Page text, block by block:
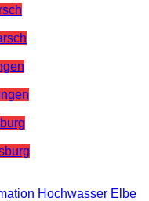
Hochwasser Elbe